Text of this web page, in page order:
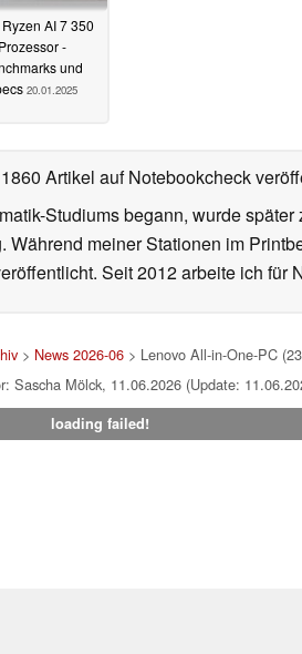
AI 7 350
Prozessor -
und
20.01.2025
Artikel auf Notebookcheck
Studiums begann, wurde
Während meiner Stationen im
Seit 2012 arbeite ich für
> News 2026-06> Lenovo All-in-One-PC
Sascha Mölck, 11.06.2026 (Update:
loading failed!